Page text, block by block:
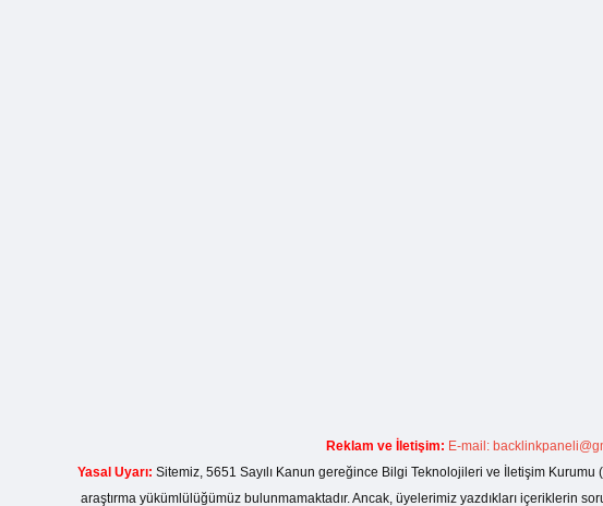
Reklam ve İletişim: E-mail:
Yasal Uyarı: Sitemiz, 5651 Sayılı Kanun gereğince Bilgi Teknolojileri ve İletişim
araştırma yükümlülüğümüz bulunmamaktadır. Ancak, üyelerimiz yazdıkları içeriklerin